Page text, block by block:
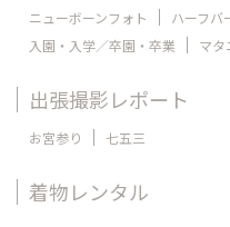
ニューボーンフォト
ハーフバ
入園・入学／卒園・卒業
マタ
出張撮影レポート
お宮参り 七五三
着物レンタル